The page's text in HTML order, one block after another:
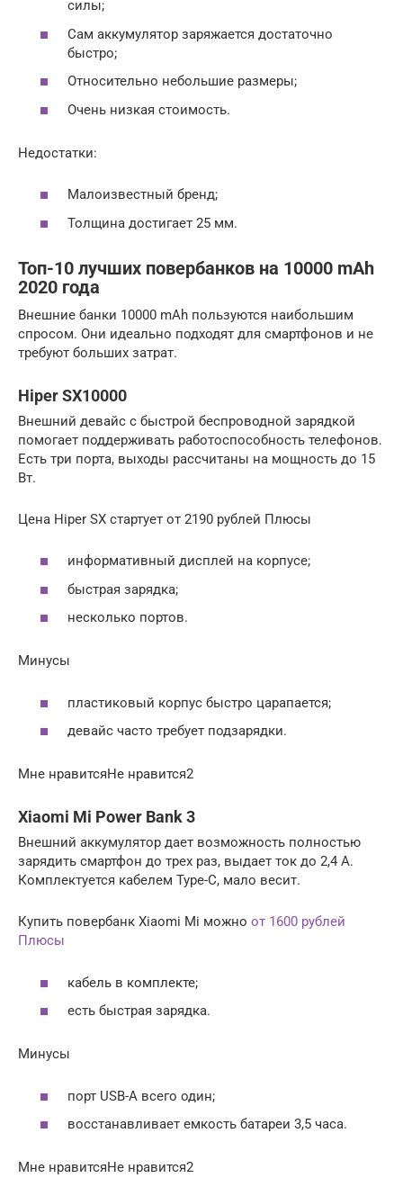
силы;
Сам аккумулятор заряжается достаточно
быстро;
Относительно небольшие размеры;
Очень низкая стоимость.
Недостатки:
Малоизвестный бренд;
Толщина достигает 25 мм.
Топ-10 лучших повербанков на 10000 mAh
2020 года
Внешние банки 10000 mAh пользуются наибольшим
спросом. Они идеально подходят для смартфонов и не
требуют больших затрат.
Hiper SX10000
Внешний девайс с быстрой беспроводной зарядкой
помогает поддерживать работоспособность телефонов.
Есть три порта, выходы рассчитаны на мощность до 15
Вт.
Цена Hiper SX стартует от 2190 рублей Плюсы
информативный дисплей на корпусе;
быстрая зарядка;
несколько портов.
Минусы
пластиковый корпус быстро царапается;
девайс часто требует подзарядки.
Мне нравитсяНе нравится2
Xiaomi Mi Power Bank 3
Внешний аккумулятор дает возможность полностью
зарядить смартфон до трех раз, выдает ток до 2,4 А.
Комплектуется кабелем Type-C, мало весит.
Купить повербанк Xiaomi Mi можно от 1600 рублей
Плюсы
кабель в комплекте;
есть быстрая зарядка.
Минусы
порт USB-A всего один;
восстанавливает емкость батареи 3,5 часа.
Мне нравитсяНе нравится2